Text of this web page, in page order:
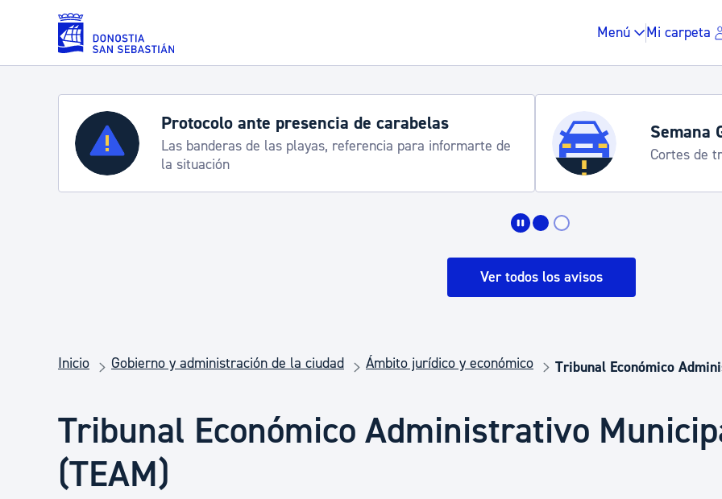
Saltar al contenido principal
Menú Mi carpeta
Servicios
Padrón y asuntos personales
Espacio público,
Seguridad ciudadana y emergencias Euskera
Salud Pública, animales y consumo Desarrollo económico
Infancia y juventud
Protocolo ante presencia de carabelas
Las banderas de las playas, referencia para informarte de
la situación
Semana
Cortes de
Ver todos los avisos
Inicio Gobierno y administración de la ciudad Ámbito jurídico y económico Tribunal Económico
Tribunal Económico Administrativo
(TEAM)